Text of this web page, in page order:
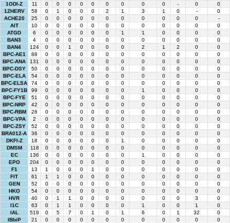
1ODI-Z
11 0 0 0 0 0 0 0 0 0 - 0
0
1ZHERV
58 0 1 0 0 0 2 1 3 1 0 -
0
ACHE20
25 0 0 0 0 0 0 0 0 0 0 0
-
AIT
10 0 0 0 0 0 0 0 0 0 0 0
0
ATGD
6 0 0 0 0 0 0 1 1 0 0 0
0
BAN3
4 0 0 0 0 0 0 0 0 0 0 0
0
BAN4
124 0 0 1 0 0 0 0 2 1 2 0
0
BPC-AE1
88 0 0 0 0 0 0 0 0 0 0 0
0
BPC-ANA
131 0 0 0 0 0 0 0 0 0 0 0
0
BPC-DSY
50 0 0 0 0 0 0 0 0 0 0 0
0
BPC-ELA
54 0 0 0 0 0 0 0 0 0 0 0
0
BPC-ELSA
74 0 0 0 0 0 0 0 0 0 0 0
0
BPC-FY1B
99 0 0 0 0 0 0 0 1 0 0 0
0
BPC-FYE
51 0 0 0 0 0 0 0 0 0 0 0
0
BPC-NRP
42 0 0 0 0 0 0 0 0 0 0 0
0
BPC-RBM
28 0 0 0 0 0 0 0 0 0 0 0
0
BPC-VPA
2 0 0 0 0 0 0 0 0 0 0 0
0
BPC-ZSY
52 0 0 0 0 0 0 0 0 0 0 0
0
BRA012-A
36 0 0 0 0 0 0 0 0 0 0 0
0
DKFI-Z
18 0 0 0 0 0 0 1 0 0 0 0
0
DMSM
118 0 0 0 0 0 0 0 0 0 0 0
0
EC
136 0 0 0 0 0 0 0 1 0 0 0
0
EPO
204 0 0 0 0 0 0 0 0 0 0 0
0
F1
13 1 0 0 0 1 0 0 0 0 0 0
0
FIT
61 1 1 0 0 0 0 0 0 0 0 0
0
GEN
52 0 0 0 0 0 0 0 0 0 0 0
0
HKO
54 0 0 0 0 0 0 0 0 0 0 0
0
HVR
40 0 1 1 0 0 0 0 0 0 0 3
0
I1C
63 0 1 1 0 0 0 0 1 0 0 1
0
IAL
519 0 5 7 0 1 0 1 6 0 1 32
0
IBbiP
21 0 0 0 0 0 0 0 0 0 0 0
0